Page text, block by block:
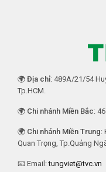
🌍 Địa chỉ: 489A/21/54
Tp.HCM.
🌍 Chi nhánh Miền Bắc:
🌍 Chi nhánh Miền Trung:
Quan Trọng, Tp.Quảng
📧 Email:tungviet@tvc.vn